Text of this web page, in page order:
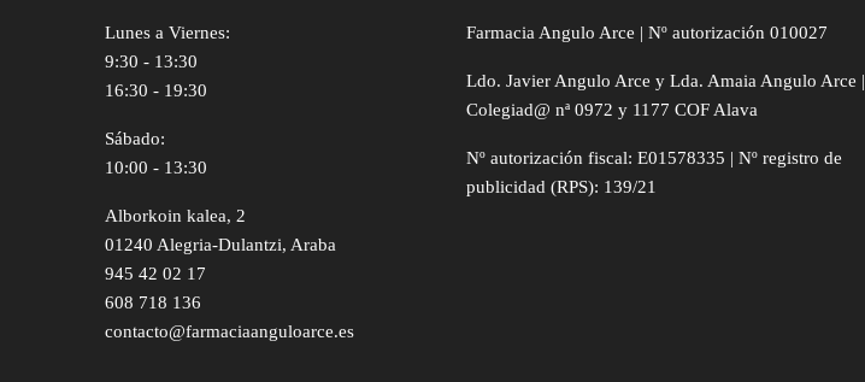
Lunes a Viernes:
9:30 - 13:30
16:30 - 19:30
Sábado:
10:00 - 13:30
Alborkoin kalea, 2
01240 Alegria-Dulantzi, Araba
945 42 02 17
608 718 136
contacto@farmaciaanguloarce.es
Farmacia Angulo Arce | Nº autorización 010027
Ldo. Javier Angulo Arce y Lda. Amaia Angulo Arce |
Colegiad@ nª 0972 y 1177 COF Alava
Nº autorización fiscal: E01578335 | Nº registro de
publicidad (RPS): 139/21